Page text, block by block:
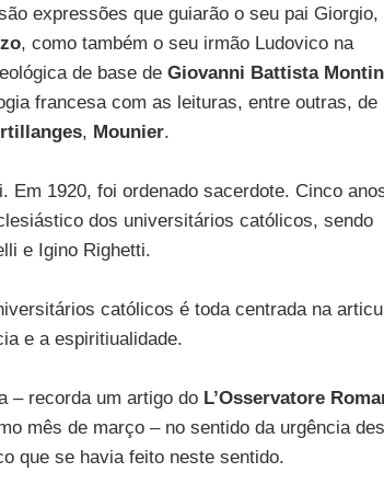
expressões que guiarão o seu pai
, como também o seu irmão Ludovico na
de base de Giovanni Battista
francesa com as leituras, entre outras, de
, Mounier.
Em 1920, foi ordenado sacerdote. Cinco
dos universitários católicos, sendo
e Igino Righetti.
católicos é toda centrada na
e a espiritiualidade.
– recorda um artigo do L’Osservatore
mês de março – no sentido da urgência
que se havia feito neste sentido.